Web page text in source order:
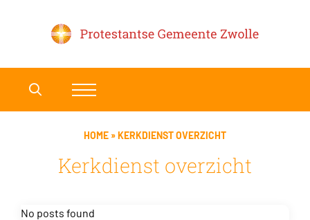
HOME »KERKDIENST OVERZICHT
Kerkdienst overzicht
No posts found